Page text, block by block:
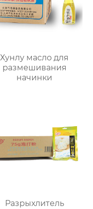
Хунлу масло для
размешивания
начинки
Разрыхлитель